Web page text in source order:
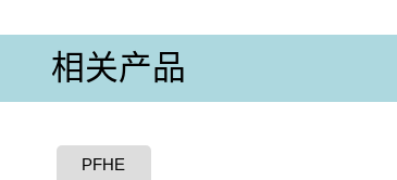
相关产品
PFHE